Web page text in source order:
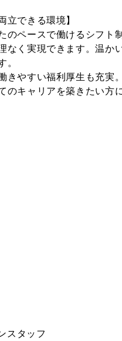
立できる環境】
のペースで働けるシフト
なく実現できます。温か
きやすい福利厚生も充実
のキャリアを築きたい方
スタッフ